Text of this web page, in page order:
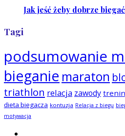
Jak jeść żeby dobrze
Tagi
podsumowanie
bieganie maraton
triathlon relacja zawody
dieta biegacza kontuzja Relacja z biegu
motywacja